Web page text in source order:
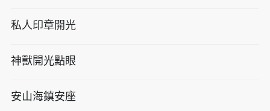
私人印章開光
神獸開光點眼
安山海鎮安座